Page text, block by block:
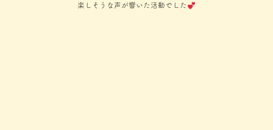
楽しそうな声が響いた活動でした